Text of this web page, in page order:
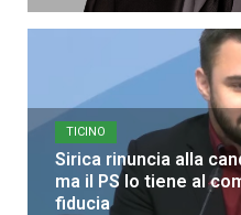
TICINO
Sirica rinuncia alla
ma il PS lo tiene al
fiducia